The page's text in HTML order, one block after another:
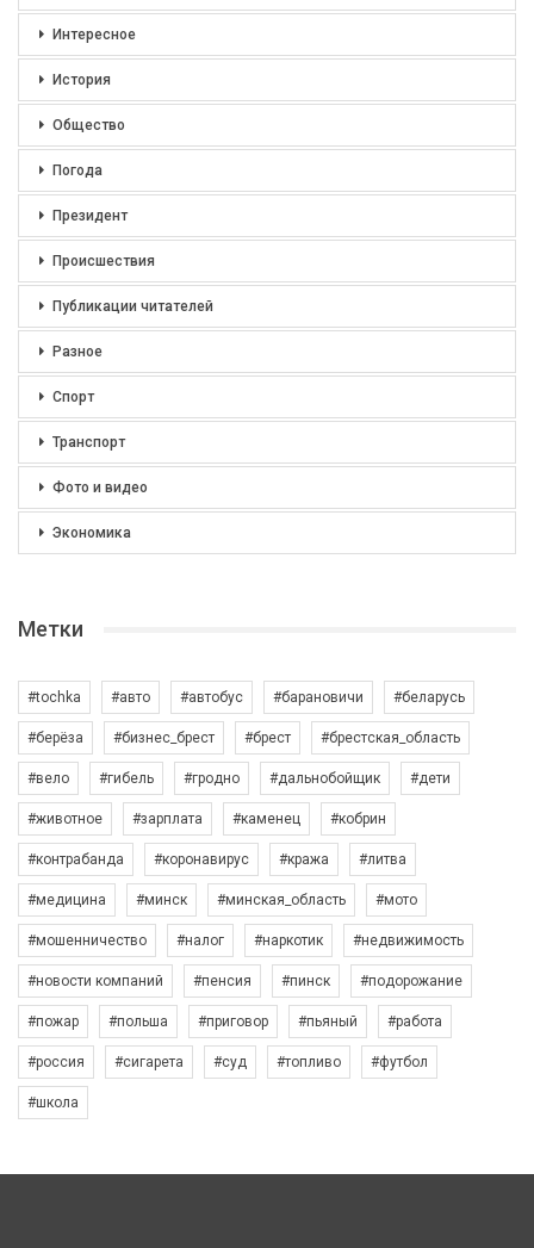
Интересное
История
Общество
Погода
Президент
Происшествия
Публикации читателей
Разное
Спорт
Транспорт
Фото и видео
Экономика
Метки
#tochka #авто #автобус #барановичи #беларусь
#берёза #бизнес_брест #брест #брестская_область
#вело #гибель #гродно #дальнобойщик #дети
#животное #зарплата #каменец #кобрин
#контрабанда #коронавирус #кража #литва
#медицина #минск #минская_область #мото
#мошенничество #налог #наркотик #недвижимость
#новости компаний #пенсия #пинск #подорожание
#пожар #польша #приговор #пьяный #работа
#россия #сигарета #суд #топливо #футбол
#школа